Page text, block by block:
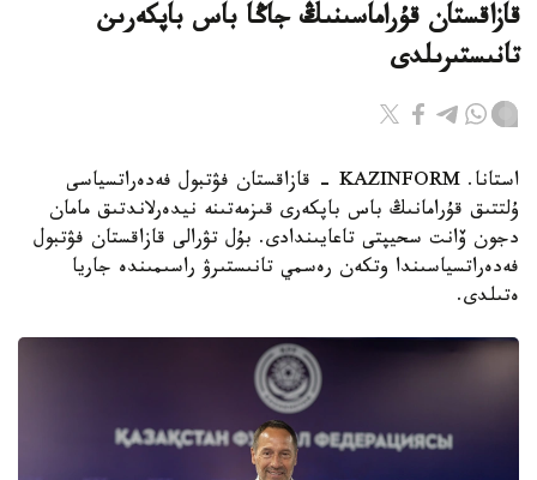
قازاقستان قۇراماسىنىڭ جاڭا باس باپكەرىن
تانىستىرىلدى
استانا. KAZINFORM - قازاقستان فۋتبول فەدەراتسياسى
ۇلتتىق قۇرامانىڭ باس باپكەرى قىزمەتىنە نيدەرلاندتىق مامان
دجون ۆانت سحيپتى تاعايىندادى. بۇل تۋرالى قازاقستان فۋتبول
فەدەراتسياسىندا وتكەن رەسمي تانىستىرۋ راسىمىندە جاريا
ەتىلدى.